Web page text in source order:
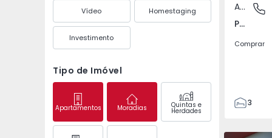
Vídeo Homestaging
Investimento
Tipo de Imóvel
Apartamentos Moradias Quintas e
Herdades
Apartamento
Pedrouços, Porto
Comprar
3
105